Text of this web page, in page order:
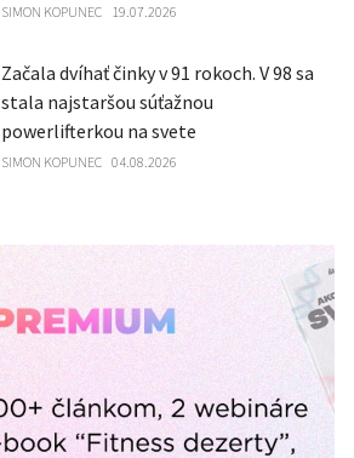
SIMON KOPUNEC 19.07.2026
Začala dvíhať činky v 91 rokoch. V 98 sa
stala najstaršou súťažnou
powerlifterkou na svete
SIMON KOPUNEC 04.08.2026